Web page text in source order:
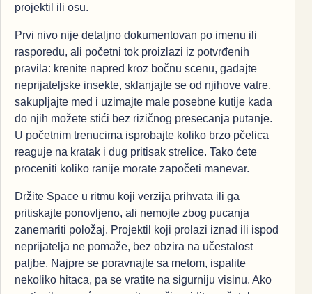
projektil ili osu.
Prvi nivo nije detaljno dokumentovan po imenu ili
rasporedu, ali početni tok proizlazi iz potvrđenih
pravila: krenite napred kroz bočnu scenu, gađajte
neprijateljske insekte, sklanjajte se od njihove vatre,
sakupljajte med i uzimajte male posebne kutije kada
do njih možete stići bez rizičnog presecanja putanje.
U početnim trenucima isprobajte koliko brzo pčelica
reaguje na kratak i dug pritisak strelice. Tako ćete
proceniti koliko ranije morate započeti manevar.
Držite Space u ritmu koji verzija prihvata ili ga
pritiskajte ponovljeno, ali nemojte zbog pucanja
zanemariti položaj. Projektil koji prolazi iznad ili ispod
neprijatelja ne pomaže, bez obzira na učestalost
paljbe. Najpre se poravnajte sa metom, ispalite
nekoliko hitaca, pa se vratite na sigurniju visinu. Ako